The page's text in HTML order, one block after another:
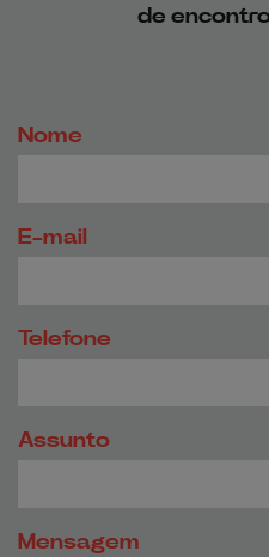
de
Nome
E-mail
Telefone
Assunto
Mensagem